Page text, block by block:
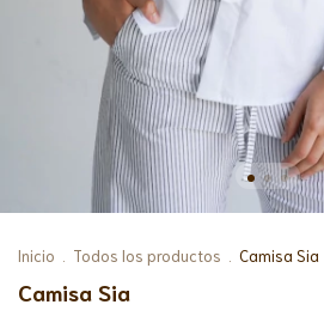
Inicio . Todos los productos . Camisa Sia
Camisa Sia